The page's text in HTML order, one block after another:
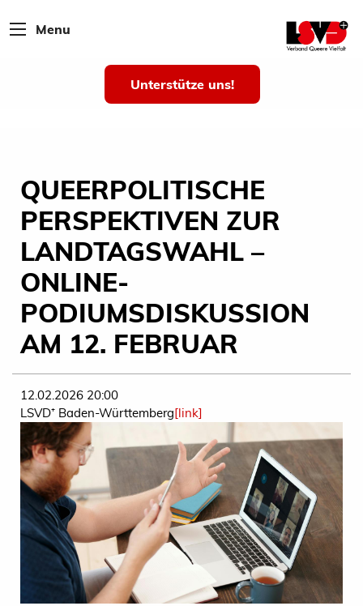
Menu
Unterstütze uns!
QUEERPOLITISCHE
PERSPEKTIVEN ZUR
LANDTAGSWAHL –
ONLINE-
PODIUMSDISKUSSION
AM 12. FEBRUAR
12.02.2026 20:00
LSVD⁺ Baden-Württemberg[link]